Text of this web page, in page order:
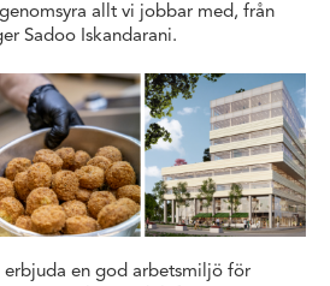
allt vi jobbar med, från
Sadoo Iskandarani.
erbjuda en god arbetsmiljö för